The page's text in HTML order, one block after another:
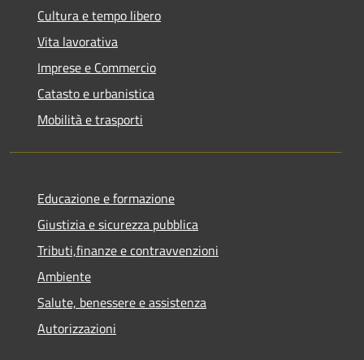
Cultura e tempo libero
Vita lavorativa
Imprese e Commercio
Catasto e urbanistica
Mobilità e trasporti
Educazione e formazione
Giustizia e sicurezza pubblica
Tributi,finanze e contravvenzioni
Ambiente
Salute, benessere e assistenza
Autorizzazioni